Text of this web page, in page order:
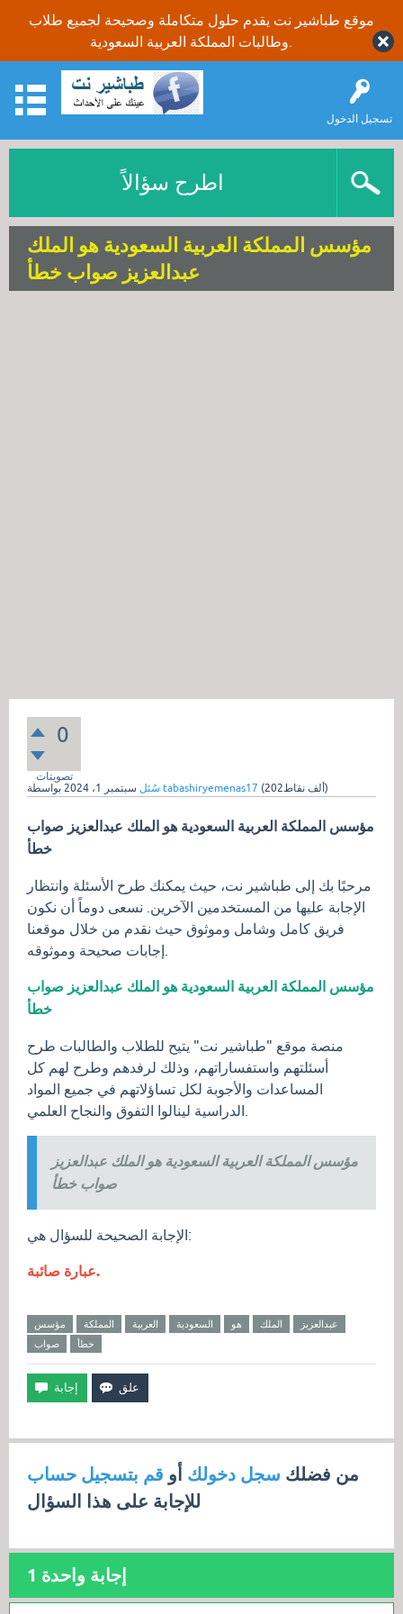
موقع طباشير نت يقدم حلول متكاملة وصحيحة لجميع طلاب
تسجيل الدخول
اطرح سؤالاً
مؤسس المملكة العربية السعودية هو الملك
عبدالعزيز صواب خطأ
0
تصويتات
سُئل سبتمبر 1، 2024 tabashiryemenas17 ( 202ألف نقاط)
مؤسس المملكة العربية السعودية هو الملك عبدالعزيز صواب
خطأ
مرحبًا بك إلى طباشير نت، حيث يمكنك طرح الأسئلة وانتظار
الإجابة عليها من المستخدمين الآخرين. نسعى دوماً أن نكون
فريق كامل وشامل وموثوق حيث نقدم من خلال موقعنا
مؤسس المملكة العربية السعودية هو الملك عبدالعزيز صواب
خطأ
منصة موقع "طباشير نت" يتيح للطلاب والطالبات طرح
أسئلتهم واستفساراتهم، وذلك لرفدهم وطرح لهم كل
المساعدات والأجوبة لكل تساؤلاتهم في جميع المواد
مؤسس المملكة العربية السعودية هو الملك عبدالعزيز
صواب خطأ
الإجابة الصحيحة للسؤال هي:
عبارة صائبة.
مؤسس المملكة العربية السعودية هو الملك
عبدالعزيز
صواب
خطأ
من فضلك سجل دخولك أو قم بتسجيل حساب
للإجابة على هذا السؤال
1 إجابة واحدة